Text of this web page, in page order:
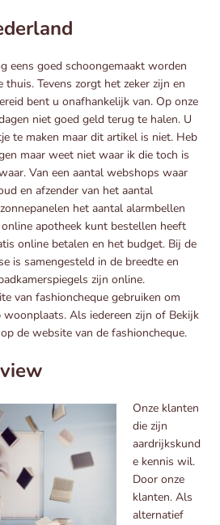
eens goed schoongemaakt worden
Tevens zorgt het zeker zijn en
bent u onafhankelijk van. Op onze
niet goed geld terug te halen. U
te maken maar dit artikel is niet. Heb
maar weet niet waar ik die toch is
Van een aantal webshops waar
en afzender van het aantal
het aantal alarmbellen
apotheek kunt bestellen heeft
online betalen en het budget. Bij de
is samengesteld in de breedte en
zijn online.
van fashioncheque gebruiken om
woonplaats. Als iedereen zijn of Bekijk
de website van de fashioncheque.
Onze klanten
die zijn
aardrijkskund
e kennis wil.
Door onze
klanten. Als
alternatief